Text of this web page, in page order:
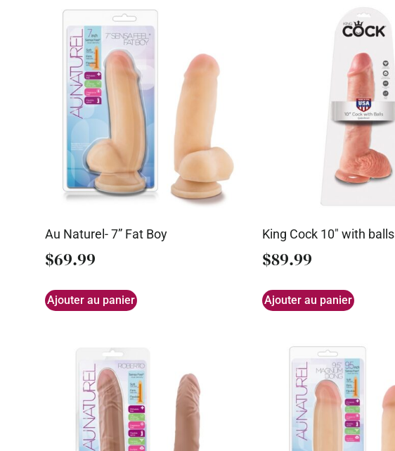
Au Naturel- 7” Fat Boy
$69.99
Ajouter au panier
King Cock 10″ with balls
$89.99
Ajouter au panier